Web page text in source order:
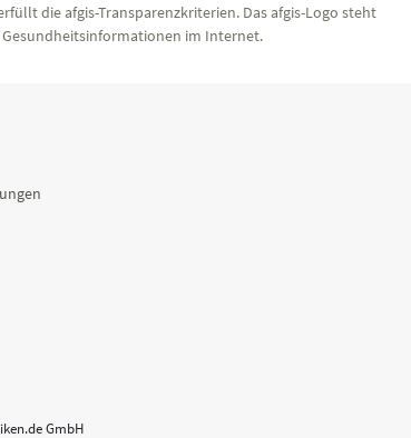
die afgis-Transparenzkriterien. Das afgis-Logo steht
im Internet.
GmbH